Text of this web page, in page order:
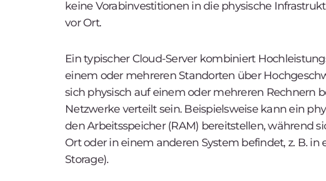
keine Vorabinvestitionen in die physische
vor Ort.
Ein typischer Cloud-Server kombiniert
einem oder mehreren Standorten über
sich physisch auf einem oder mehreren Rechnern
Netzwerke verteilt sein. Beispielsweise kann ein
den Arbeitsspeicher (RAM) bereitstellen, während
Ort oder in einem anderen System befindet, z. B.
Storage).